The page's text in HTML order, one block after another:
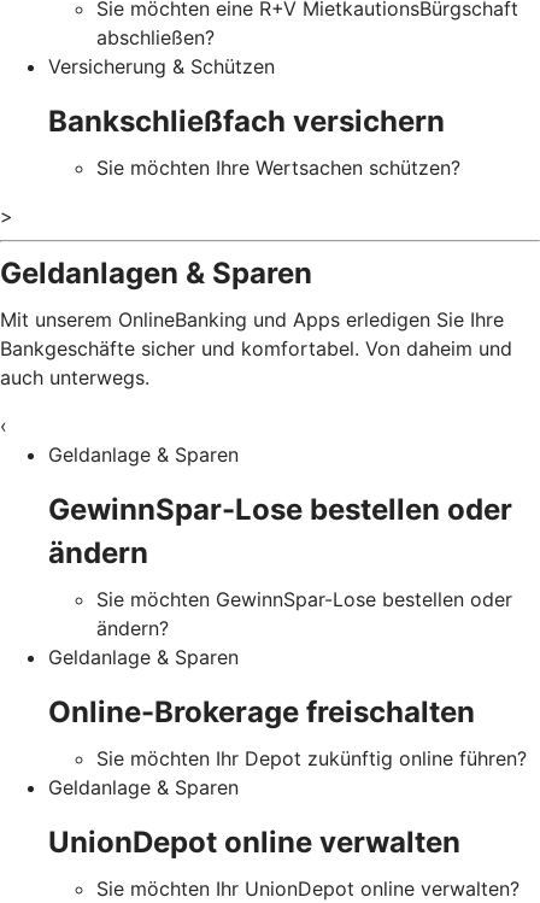
Sie möchten eine R+V MietkautionsBürgschaft
abschließen?
Versicherung & Schützen
Bankschließfach versichern
Sie möchten Ihre Wertsachen schützen?
>
Geldanlagen & Sparen
Mit unserem OnlineBanking und Apps erledigen Sie Ihre
Bankgeschäfte sicher und komfortabel. Von daheim und
auch unterwegs.
‹
Geldanlage & Sparen
GewinnSpar-Lose bestellen oder
ändern
Sie möchten GewinnSpar-Lose bestellen oder
ändern?
Geldanlage & Sparen
Online-Brokerage freischalten
Sie möchten Ihr Depot zukünftig online führen?
Geldanlage & Sparen
UnionDepot online verwalten
Sie möchten Ihr UnionDepot online verwalten?